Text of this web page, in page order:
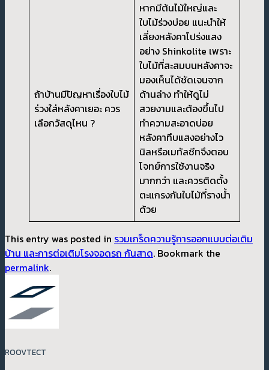
ถ้าบ้านมีปัญหาเรื่องใบไม้
ร่วงใส่หลังคาเยอะ ควร
เลือกวัสดุไหน ?
หากมีต้นไม้ใหญ่และ
ใบไม้ร่วงบ่อย แนะนำให้
เลี่ยงหลังคาโปร่งแสง
อย่าง Shinkolite เพราะ
ใบไม้ที่สะสมบนหลังคาจะ
มองเห็นได้ชัดเจนจาก
ด้านล่าง ทำให้ดูไม่
สวยงามและต้องขึ้นไป
ทำความสะอาดบ่อย
หลังคาทึบแสงอย่างไว
นิลหรือเมทัลชีทจึงตอบ
โจทย์การใช้งานจริง
มากกว่า และควรติดตั้ง
ตะแกรงกันใบไม้ที่รางน้ำ
ด้วย
This entry was posted in รวมเกร็ดความรู้การออกแบบต่อเติม
บ้าน และการต่อเติมโรงจอดรถ กันสาด. Bookmark the
permalink.
ROOVTECT